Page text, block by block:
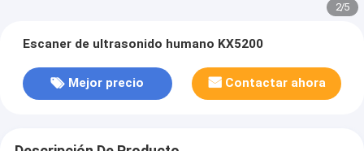
2/5
Escaner de ultrasonido humano KX5200
Mejor precio Contactar ahora